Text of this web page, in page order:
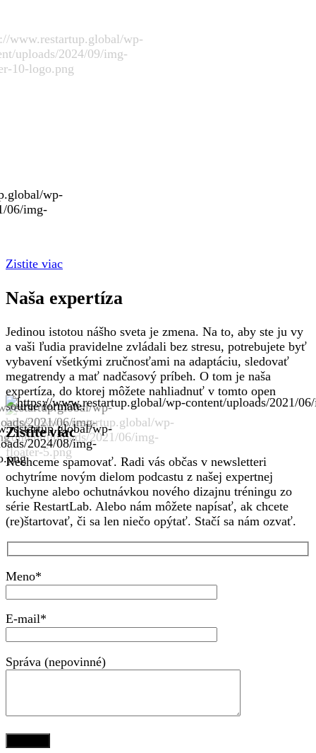
Zistite viac
Naša expertíza
Jedinou istotou nášho sveta je zmena. Na to, aby ste ju vy
a vaši ľudia pravidelne zvládali bez stresu, potrebujete byť
vybavení všetkými zručnosťami na adaptáciu, sledovať
megatrendy a mať nadčasový príbeh. O tom je naša
expertíza, do ktorej môžete nahliadnuť v tomto open
source formáte.
Zistite viac
Nechceme spamovať. Radi vás občas v newsletteri
ochytríme novým dielom podcastu z našej expertnej
kuchyne alebo ochutnávkou nového dizajnu tréningu zo
série RestartLab. Alebo nám môžete napísať, ak chcete
(re)štartovať, či sa len niečo opýtať. Stačí sa nám ozvať.
Meno*
E-mail*
Správa (nepovinné)